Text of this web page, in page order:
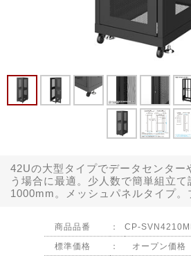
42Uの大型タイプでデータセンター
う場合に最適。少人数で簡単組立て
1000mm。メッシュパネルタイプ。
商品品番 ： CP-
標準価格 ： オープン価格